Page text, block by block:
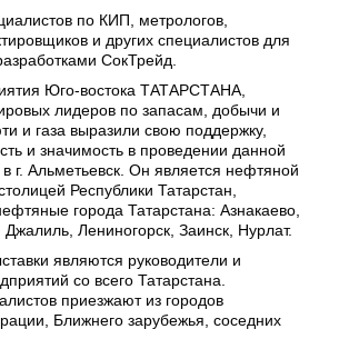
по КИП, метрологов,
и других специалистов для
СокТрейд.
Юго-востока ТАТАРСТАНА,
лидеров по запасам, добычи и
и газа выразили свою поддержку,
и значимость в проведении данной
г. Альметьевск. Он является нефтяной
Республики Татарстан,
города Татарстана: Азнакаево,
Лениногорск, Заинск, Нурлат.
являются руководители и
со всего Татарстана.
приезжают из городов
Ближнего зарубежья, соседних